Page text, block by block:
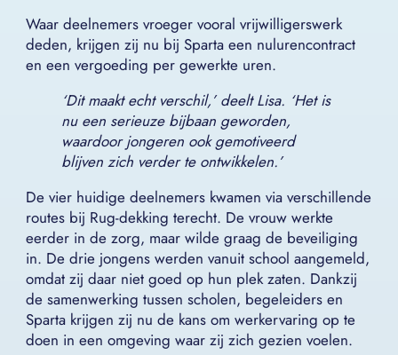
Waar deelnemers vroeger vooral vrijwilligerswerk
deden, krijgen zij nu bij Sparta een nulurencontract
en een vergoeding per gewerkte uren.
‘Dit maakt echt verschil,’ deelt Lisa. ‘Het is
nu een serieuze bijbaan geworden,
waardoor jongeren ook gemotiveerd
blijven zich verder te ontwikkelen.’
De vier huidige deelnemers kwamen via verschillende
routes bij Rug-dekking terecht. De vrouw werkte
eerder in de zorg, maar wilde graag de beveiliging
in. De drie jongens werden vanuit school aangemeld,
omdat zij daar niet goed op hun plek zaten. Dankzij
de samenwerking tussen scholen, begeleiders en
Sparta krijgen zij nu de kans om werkervaring op te
doen in een omgeving waar zij zich gezien voelen.